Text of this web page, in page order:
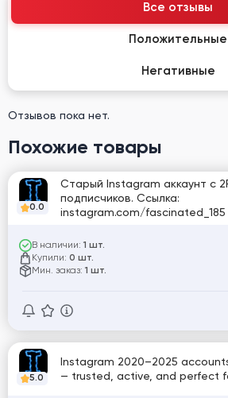
Все отзывы
Положительные
Негативные
Отзывов пока нет.
Похожие товары
0.0
Старый Instagram аккаунт с
подписчиков. Ссылка:
instagram.com/fascinated_185
В наличии: 1 шт.
Купили: 0 шт.
Мин. заказ: 1 шт.
5.0
Instagram 2020–2025
— trusted, active, and perfect